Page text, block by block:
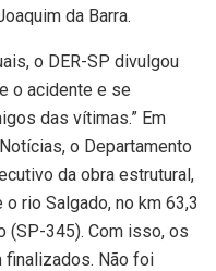
da Barra.
o DER-SP divulgou
o acidente e se
das vítimas.” Em
o Departamento
da obra estrutural,
rio Salgado, no km 63,3
(SP-345). Com isso, os
finalizados. Não foi